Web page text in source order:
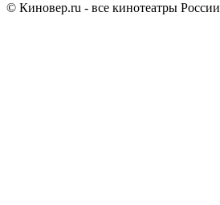
© Киновер.ru - все кинотеатры России